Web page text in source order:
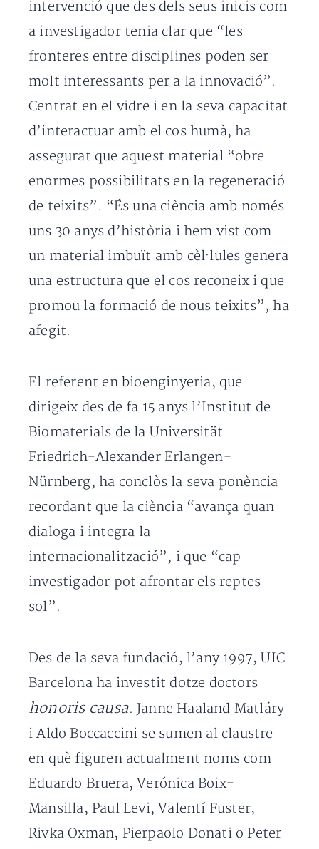
intervenció que des dels seus inicis com
a investigador tenia clar que “les
fronteres entre disciplines poden ser
molt interessants per a la innovació”.
Centrat en el vidre i en la seva capacitat
d’interactuar amb el cos humà, ha
assegurat que aquest material “obre
enormes possibilitats en la regeneració
de teixits”. “És una ciència amb només
uns 30 anys d’història i hem vist com
un material imbuït amb cèl·lules genera
una estructura que el cos reconeix i que
promou la formació de nous teixits”, ha
afegit.
El referent en bioenginyeria, que
dirigeix des de fa 15 anys l’Institut de
Biomaterials de la Universität
Friedrich-Alexander Erlangen-
Nürnberg, ha conclòs la seva ponència
recordant que la ciència “avança quan
dialoga i integra la
internacionalització”, i que “cap
investigador pot afrontar els reptes
sol”.
Des de la seva fundació, l’any 1997, UIC
Barcelona ha investit dotze doctors
honoris causa. Janne Haaland Matláry
i Aldo Boccaccini se sumen al claustre
en què figuren actualment noms com
Eduardo Bruera, Verónica Boix-
Mansilla, Paul Levi, Valentí Fuster,
Rivka Oxman, Pierpaolo Donati o Peter